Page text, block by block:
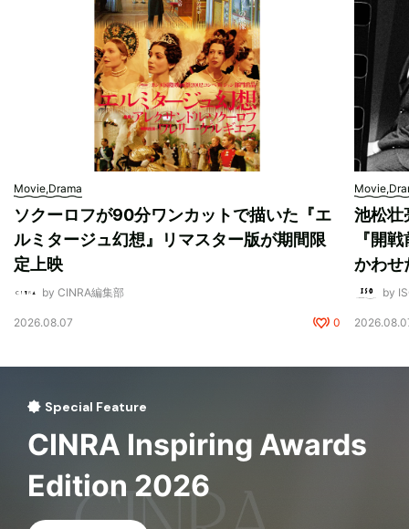
Movie,Drama
ソクーロフが90分ワンカットで描いた『エ
ルミタージュ幻想』リマスター版が期間限
定上映
by CINRA編集部
2026.08.07 0
池松壮
『開
かわせ
by
Special Feature
CINRA Inspiring Awards
Edition 2026